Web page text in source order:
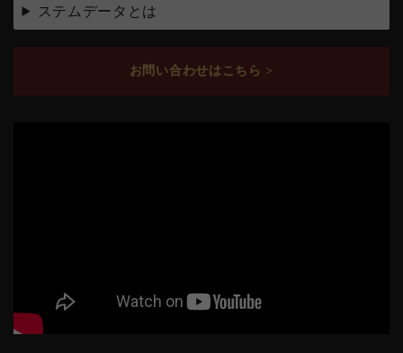
ステムデータとは
お問い合わせはこちら >